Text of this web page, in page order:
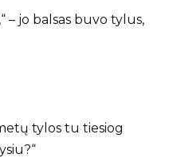
– jo balsas buvo tylus,
tylos tu tiesiog